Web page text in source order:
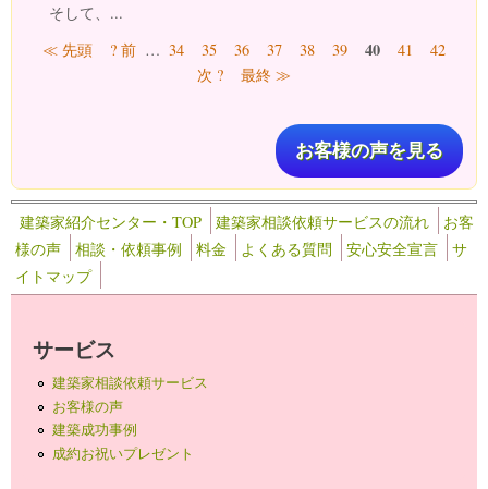
そして、...
ページ
≪ 先頭 ? 前 … 34 35 36 37 38 39 40 41
42
次 ?
最終 ≫
お客様の声を見る
建築家紹介センター・TOP 建築家相談依頼サービスの流れ
お客
様の声
相談・依頼事例 料金 よくある質問 安心安全宣言
サ
イトマップ
サービス
建築家相談依頼サービス
お客様の声
建築成功事例
成約お祝いプレゼント